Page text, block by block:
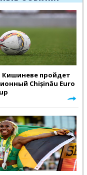
Кишиневе пройдет
Chișinău Euro